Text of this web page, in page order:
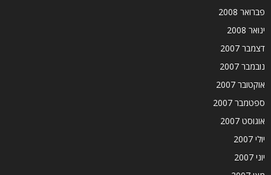
פברואר 2008
ינואר 2008
דצמבר 2007
נובמבר 2007
אוקטובר 2007
ספטמבר 2007
אוגוסט 2007
יולי 2007
יוני 2007